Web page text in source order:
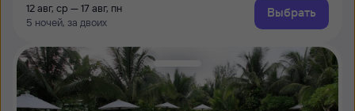
12 авг, ср — 17 авг, пн
5 ночей, за двоих
Выбрать